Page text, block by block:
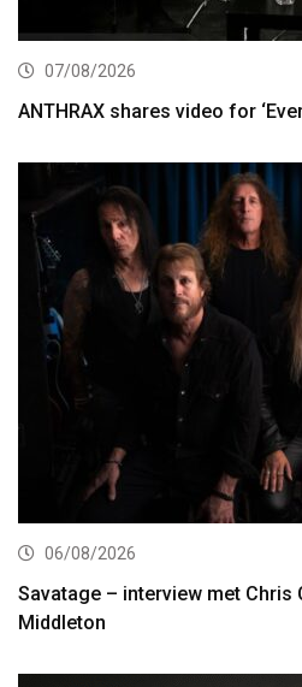
07/08/2026
ANTHRAX shares video for
06/08/2026
Savatage – interview met
Middleton